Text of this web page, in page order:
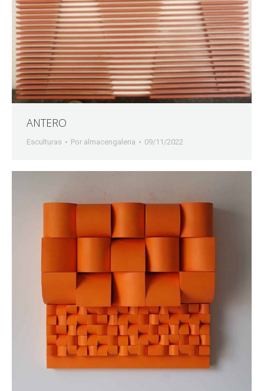
ANTERO
Esculturas Por almacengaleria 09/11/2022